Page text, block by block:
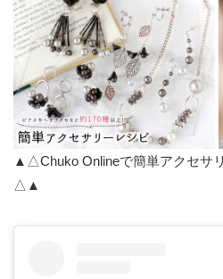
▲△Chuko Onlineで簡単アクセサ
△▲